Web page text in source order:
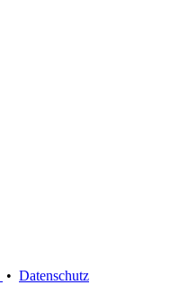
• Datenschutz